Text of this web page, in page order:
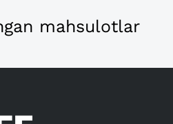
mahsulotlar